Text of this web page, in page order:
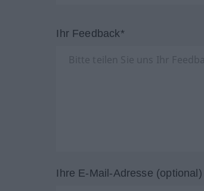
Ihr Feedback*
Ihre E-Mail-Adresse (optional)